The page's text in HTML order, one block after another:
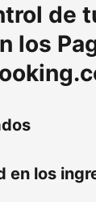
de
los
en los